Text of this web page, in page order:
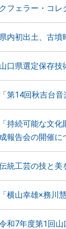
クフェラー・コレ
県内初出土、古墳
山口県選定保存技
「第14回秋吉台
「持続可能な文
成報告会の開催に
統工芸の技と美
「横山幸雄×務川
和7年度第1回